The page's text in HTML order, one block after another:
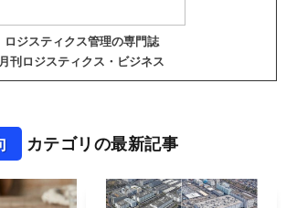
ロジスティクス管理の専門誌
月刊ロジスティクス・ビジネス
カテゴリの最新記事